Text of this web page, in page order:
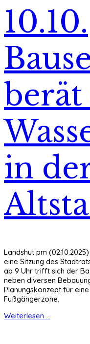
10.10.
in
Landshut pm
eine Sitzung des
ab 9 Uhr trifft sich der
neben diversen
Planungskonzept für
Fußgängerzone.
Weiterlesen ...